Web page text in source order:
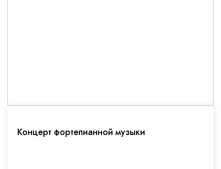
Концерт фортепианной музыки